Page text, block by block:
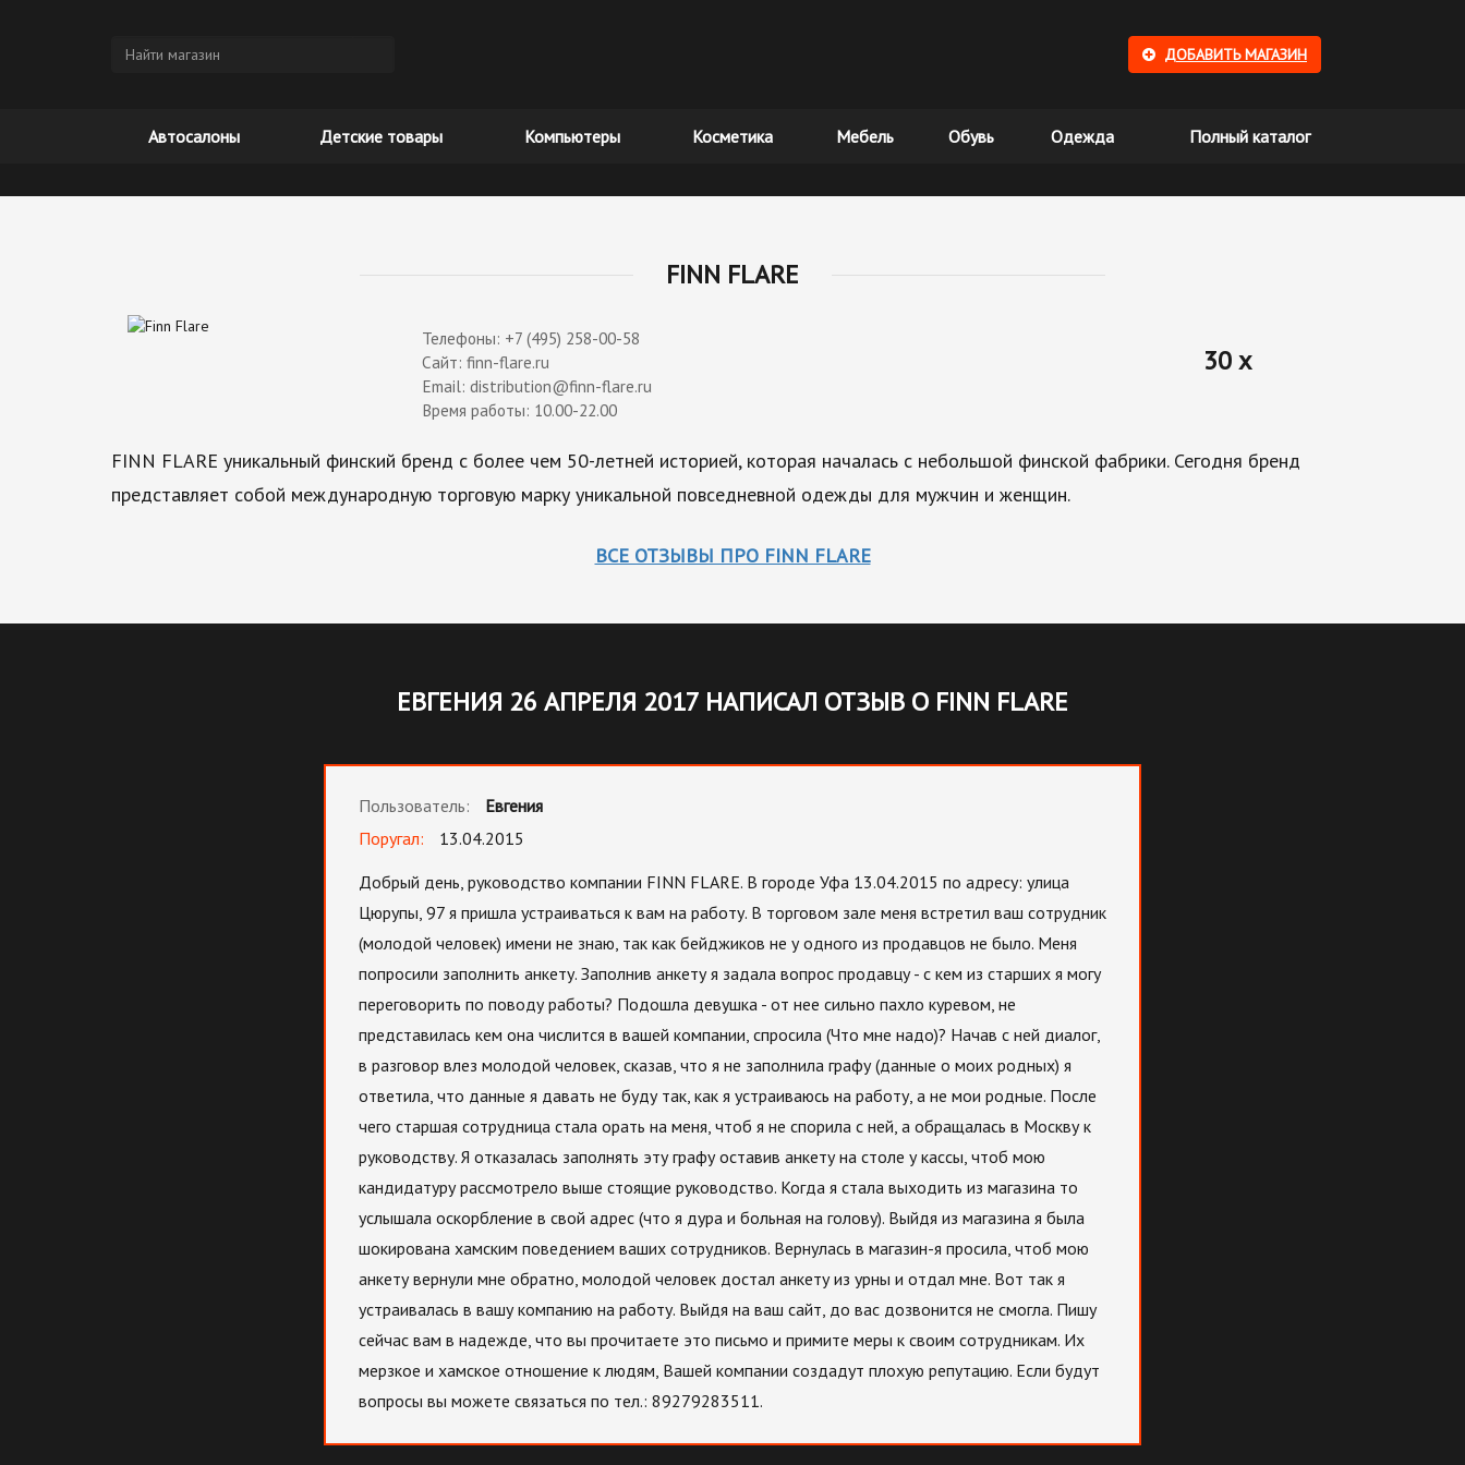
ДОБАВИТЬ МАГАЗИН
Автосалоны Детские товары Компьютеры Косметика Мебель Обувь Одежда Полный каталог
FINN FLARE
Телефоны: +7 (495) 258-00-58
Сайт: finn-flare.ru
Email: distribution@finn-flare.ru
Время работы: 10.00-22.00
30 x
FINN FLARE уникальный финский бренд с более чем 50-летней историей, которая началась с небольшой финской фабрики. Сегодня бренд
представляет собой международную торговую марку уникальной повседневной одежды для мужчин и женщин.
ВСЕ ОТЗЫВЫ ПРО FINN FLARE
ЕВГЕНИЯ 26 АПРЕЛЯ 2017 НАПИСАЛ ОТЗЫВ О FINN FLARE
Пользователь:
Евгения
Поругал:
13.04.2015
Добрый день, руководство компании FINN FLARE. В городе Уфа 13.04.2015 по адресу: улица
Цюрупы, 97 я пришла устраиваться к вам на работу. В торговом зале меня встретил ваш сотрудник
(молодой человек) имени не знаю, так как бейджиков не у одного из продавцов не было. Меня
попросили заполнить анкету. Заполнив анкету я задала вопрос продавцу - с кем из старших я могу
переговорить по поводу работы? Подошла девушка - от нее сильно пахло куревом, не
представилась кем она числится в вашей компании, спросила (Что мне надо)? Начав с ней диалог,
в разговор влез молодой человек, сказав, что я не заполнила графу (данные о моих родных) я
ответила, что данные я давать не буду так, как я устраиваюсь на работу, а не мои родные. После
чего старшая сотрудница стала орать на меня, чтоб я не спорила с ней, а обращалась в Москву к
руководству. Я отказалась заполнять эту графу оставив анкету на столе у кассы, чтоб мою
кандидатуру рассмотрело выше стоящие руководство. Когда я стала выходить из магазина то
услышала оскорбление в свой адрес (что я дура и больная на голову). Выйдя из магазина я была
шокирована хамским поведением ваших сотрудников. Вернулась в магазин-я просила, чтоб мою
анкету вернули мне обратно, молодой человек достал анкету из урны и отдал мне. Вот так я
устраивалась в вашу компанию на работу. Выйдя на ваш сайт, до вас дозвонится не смогла. Пишу
сейчас вам в надежде, что вы прочитаете это письмо и примите меры к своим сотрудникам. Их
мерзкое и хамское отношение к людям, Вашей компании создадут плохую репутацию. Если будут
вопросы вы можете связаться по тел.: 89279283511.